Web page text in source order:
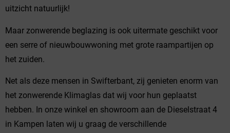
uitzicht natuurlijk!
Maar zonwerende beglazing is ook uitermate geschikt voor
een serre of nieuwbouwwoning met grote raampartijen op
het zuiden.
Net als deze mensen in Swifterbant, zij genieten enorm van
het zonwerende Klimaglas dat wij voor hun geplaatst
hebben. In onze winkel en showroom aan de Dieselstraat 4
in Kampen laten wij u graag de verschillende